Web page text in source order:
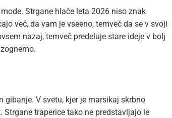
Strgane hlače leta 2026 niso znak
več, da vam je vseeno, temveč da se v svoji
nazaj, temveč predeluje stare ideje v bolj
gibanje. V svetu, kjer je marsikaj skrbno
traperice tako ne predstavljajo le